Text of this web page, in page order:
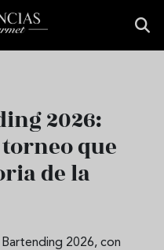
2026:
que
de la
2026, con